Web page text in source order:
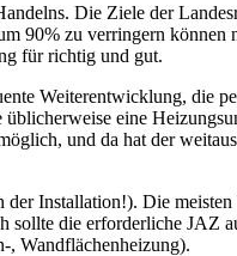
Die Ziele der
90% zu verringern können
für richtig und gut.
Weiterentwicklung, die
eine
und da hat der
Installation!). Die
sollte die erforderliche JAZ
, Wandflächenheizung).